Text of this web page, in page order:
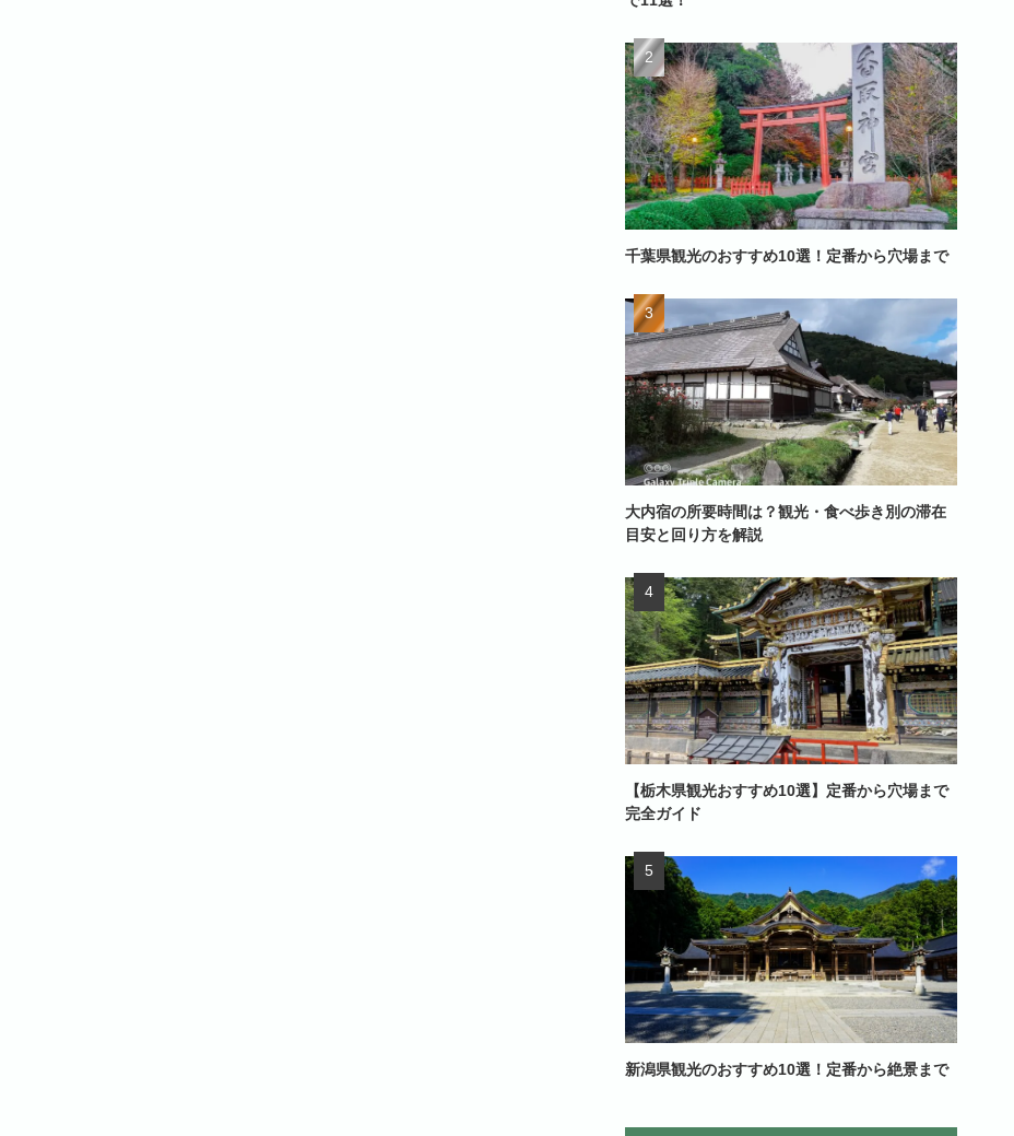
千葉県観光のおすすめ10選！定番から穴場まで
大内宿の所要時間は？観光・食べ歩き別の滞在
目安と回り方を解説
【栃木県観光おすすめ10選】定番から穴場まで
完全ガイド
新潟県観光のおすすめ10選！定番から絶景まで